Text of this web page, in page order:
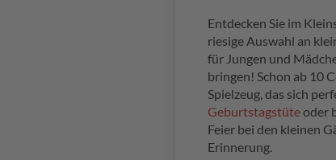
Entdecken Sie im
riesige Auswahl an
für Jungen und
bringen! Schon ab 10
Spielzeug, das sich
Geburtstagstüteoder
Feier bei den kleinen
Erinnerung.